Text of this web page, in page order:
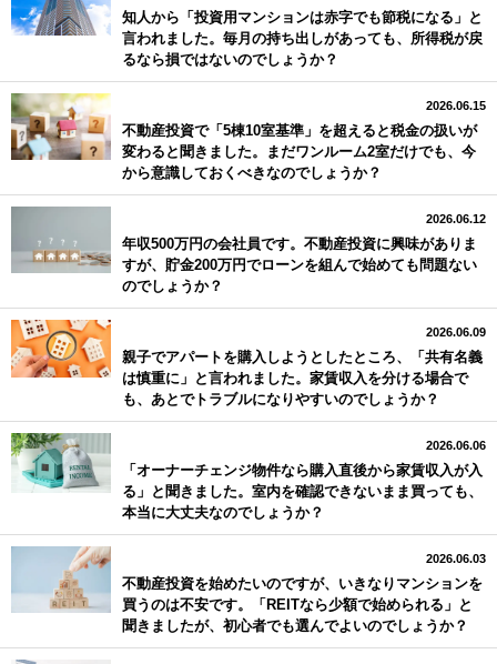
知人から「投資用マンションは赤字でも節税になる」と
言われました。毎月の持ち出しがあっても、所得税が戻
るなら損ではないのでしょうか？
2026.06.15
不動産投資で「5棟10室基準」を超えると税金の扱いが
変わると聞きました。まだワンルーム2室だけでも、今
から意識しておくべきなのでしょうか？
2026.06.12
年収500万円の会社員です。不動産投資に興味がありま
すが、貯金200万円でローンを組んで始めても問題ない
のでしょうか？
2026.06.09
親子でアパートを購入しようとしたところ、「共有名義
は慎重に」と言われました。家賃収入を分ける場合で
も、あとでトラブルになりやすいのでしょうか？
2026.06.06
「オーナーチェンジ物件なら購入直後から家賃収入が入
る」と聞きました。室内を確認できないまま買っても、
本当に大丈夫なのでしょうか？
2026.06.03
不動産投資を始めたいのですが、いきなりマンションを
買うのは不安です。「REITなら少額で始められる」と
聞きましたが、初心者でも選んでよいのでしょうか？